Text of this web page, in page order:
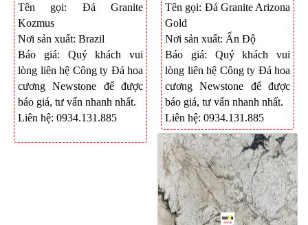
Tên gọi: Đá Granite
Kozmus
Nơi sản xuất: Brazil
Báo giá: Quý khách vui
lòng liên hệ Công ty Đá hoa
cương Newstone để được
báo giá, tư vấn nhanh nhất.
Liên hệ: 0934.131.885
Tên gọi: Đá Granite Arizona
Gold
Nơi sản xuất: Ấn Độ
Báo giá: Quý khách vui
lòng liên hệ Công ty Đá hoa
cương Newstone để được
báo giá, tư vấn nhanh nhất.
Liên hệ: 0934.131.885